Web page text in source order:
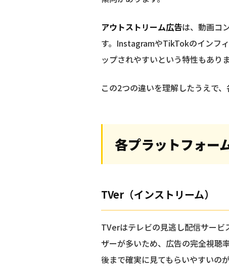
アウトストリーム広告は、動画コ
す。InstagramやTikTokのインフ
ップされやすいという特性もありま
この2つの違いを理解したうえで
各プラットフォー
TVer（インストリーム）
TVerはテレビの見逃し配信サービ
ザーが多いため、広告の完全視聴
後まで確実に見てもらいやすいの